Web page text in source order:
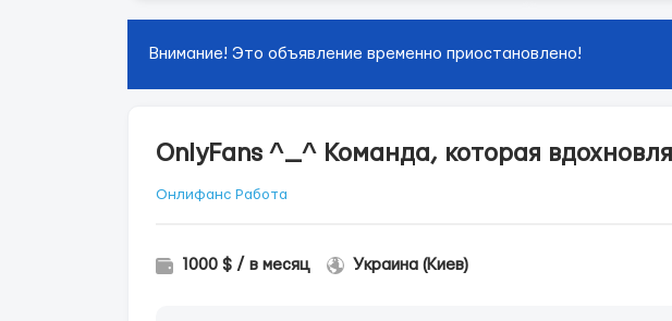
Внимание! Это объявление временно приостановлено!
OnlyFans ^_^ Команда, которая
Онлифанс Работа
1000 $ / в месяц Украина (Киев)